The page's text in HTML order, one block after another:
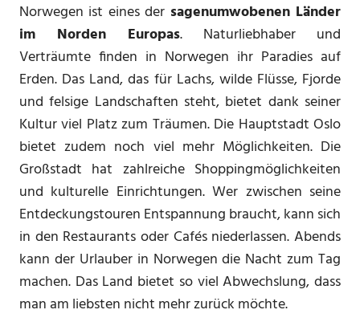
Norwegen ist eines der sagenumwobenen Länder
im Norden Europas. Naturliebhaber und
Verträumte finden in Norwegen ihr Paradies auf
Erden. Das Land, das für Lachs, wilde Flüsse, Fjorde
und felsige Landschaften steht, bietet dank seiner
Kultur viel Platz zum Träumen. Die Hauptstadt Oslo
bietet zudem noch viel mehr Möglichkeiten. Die
Großstadt hat zahlreiche Shoppingmöglichkeiten
und kulturelle Einrichtungen. Wer zwischen seine
Entdeckungstouren Entspannung braucht, kann sich
in den Restaurants oder Cafés niederlassen. Abends
kann der Urlauber in Norwegen die Nacht zum Tag
machen. Das Land bietet so viel Abwechslung, dass
man am liebsten nicht mehr zurück möchte.